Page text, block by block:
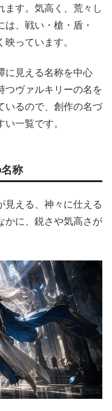
ます。気高く、荒々し
は、戦い・槍・盾・
っています。
に見える名称を中心
つヴァルキリーの名を
いるので、創作の名づ
一覧です。
称
見える、神々に仕える
かに、鋭さや気高さが